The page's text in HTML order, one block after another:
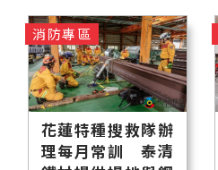
花蓮特種搜救隊辦
理每月常訓 泰清
消防專區